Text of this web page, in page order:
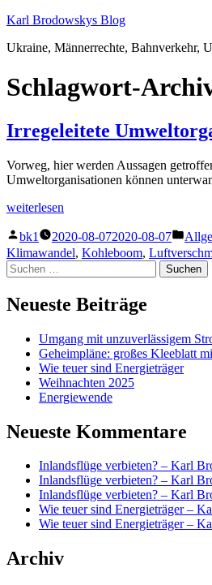
Zum
springen
Karl Brodowskys Blog
Ukraine, Männerrechte, Bahnverkehr,
Schlagwort-
Irregeleitete
Vorweg, hier werden Aussagen
Umweltorganisationen können
„Irregeleitete
weiterlesen
Veröffentlicht
von
bk1 2020-08-072020-08-07
unter
Klimawandel, Kohleboom,
Suchen
nach:
Neueste Beiträge
Umgang mit unzuverlässigem
Geheimpläne: großes Kleeblatt
Wie teuer sind Energieträger
Weihnachten 2025
Energiewende
Neueste Kommentare
Inlandsflüge verbieten? – Karl
Inlandsflüge verbieten? – Karl
Inlandsflüge verbieten? – Karl
Wie teuer sind Energieträger –
Wie teuer sind Energieträger –
Archiv